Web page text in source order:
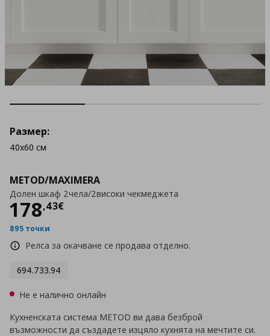
METOD/MAXIMERA
Долен шкаф 2чела/2високи чекмеджета
178,43€
Цена
895 точки
Релса за окачване се продава отделно.
694.733.94
Размер:
40x60 см
Не е налично онлайн
Кухненската система METOD ви дава безброй
възможности да създадете изцяло кухнята на мечтите си.